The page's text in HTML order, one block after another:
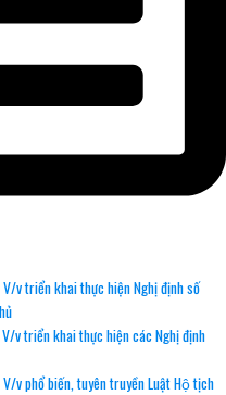
v triển khai thực hiện Nghị định số
v triển khai thực hiện các Nghị định
v phổ biến, tuyên truyền Luật Hộ tịch